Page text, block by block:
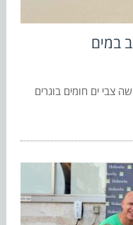
במים
צבי ים חומים בוגרים